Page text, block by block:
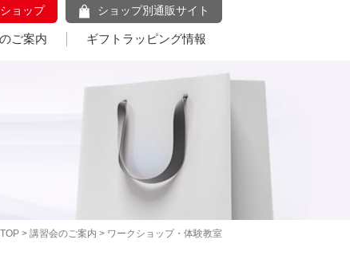
ョップ ショップ別通販サイト
ご案内 ギフトラッピング情報
TOP > 講習会のご案内 > ワークショップ・体験教室